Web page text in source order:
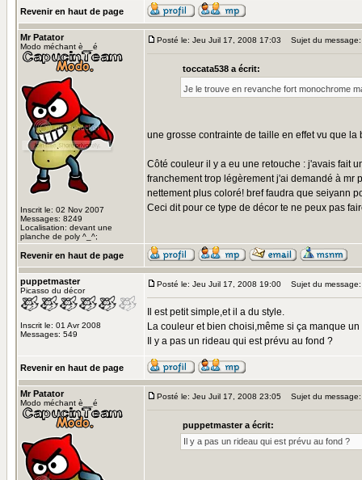
Revenir en haut de page
Mr Patator
Modo méchant è__é
Inscrit le: 02 Nov 2007
Messages: 8249
Localisation: devant une
planche de poly ^_^;
Posté le: Jeu Juil 17, 2008 17:03 Sujet du message:
toccata538 a écrit:
Je le trouve en revanche fort monochrome
une grosse contrainte de taille en effet vu que
Côté couleur il y a eu une retouche : j'avais fait
franchement trop légèrement j'ai demandé à mr
nettement plus coloré! bref faudra que seiyann
Ceci dit pour ce type de décor te ne peux pas
Revenir en haut de page
puppetmaster
Picasso du décor
Inscrit le: 01 Avr 2008
Messages: 549
Posté le: Jeu Juil 17, 2008 19:00 Sujet du message:
Il est petit simple,et il a du style.
La couleur et bien choisi,même si ça manque
Il y a pas un rideau qui est prévu au fond ?
Revenir en haut de page
Mr Patator
Modo méchant è__é
Posté le: Jeu Juil 17, 2008 23:05 Sujet du message:
puppetmaster a écrit:
Il y a pas un rideau qui est prévu au fond ?